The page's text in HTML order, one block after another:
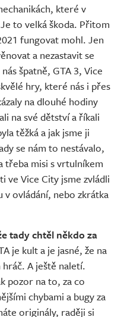
které v
to velká škoda. Přitom
fungovat mohl. Jen
a nezastavit se
špatně, GTA 3, Vice
hry, které nás i přes
na dlouhé hodiny
na své dětství a říkali
těžká a jak jsme ji
se nám to nestávalo,
třeba misi s vrtulníkem
ve Vice City jsme zvládli
ovládání, nebo zkrátka
tady chtěl někdo za
je kult a je jasné, že na
A ještě naletí.
pozor na to, za co
chybami a bugy za
originály, raději si